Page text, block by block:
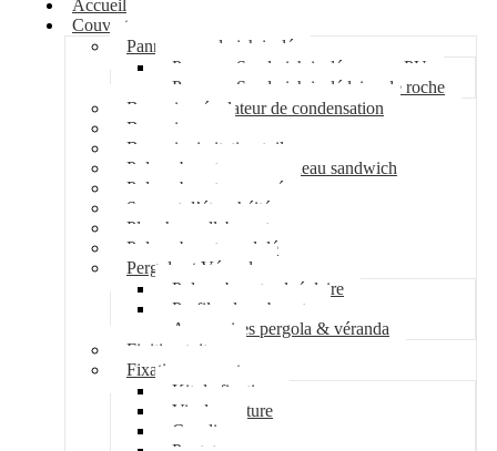
Accueil
Couverture
Panneau sandwich isolé
Panneau Sandwich isolé mousse PU
Panneau Sandwich isolé laine de roche
Bac acier régulateur de condensation
Bac acier sec
Bac acier imitation tuile
Polycarbonate pour panneau sandwich
Polycarbonate nervuré
Support d’étanchéité
Plancher collaborant
Polycarbonate ondulé
Pergola et Véranda
Polycarbonate alvéolaire
Profil polycarbonate
Accessoires pergola & véranda
Finition toiture
Fixation couverture
Kit de fixation
Vis de couture
Cavalier